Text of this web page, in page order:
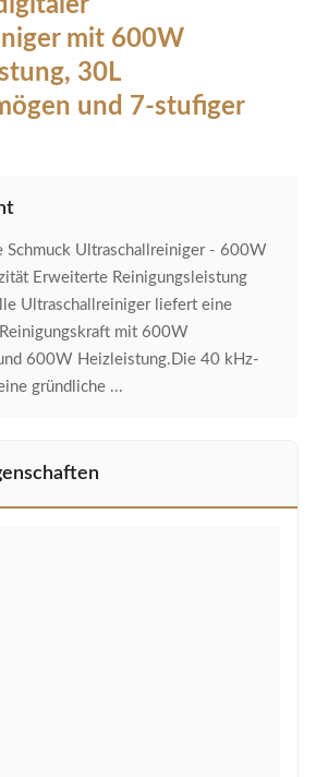
mit 600W
30L
und 7-stufiger
Schmuck Ultraschallreiniger - 600W
Erweiterte Reinigungsleistung
Ultraschallreiniger liefert eine
mit 600W
600W Heizleistung.Die 40 kHz-
gründliche ...